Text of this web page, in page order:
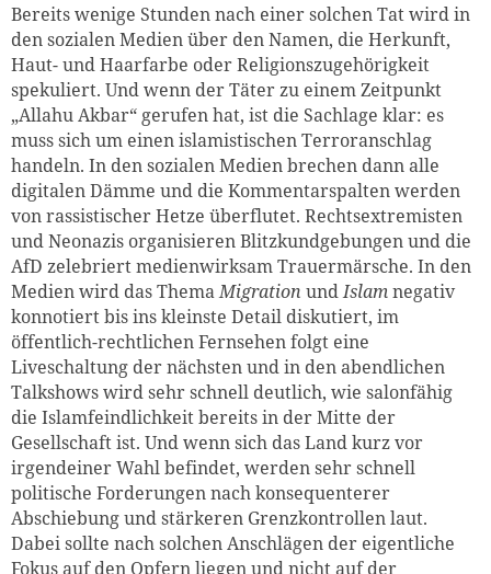
Bereits wenige Stunden nach einer solchen Tat wird in
den sozialen Medien über den Namen, die Herkunft,
Haut- und Haarfarbe oder Religionszugehörigkeit
spekuliert. Und wenn der Täter zu einem Zeitpunkt
„Allahu Akbar“ gerufen hat, ist die Sachlage klar: es
muss sich um einen islamistischen Terroranschlag
handeln. In den sozialen Medien brechen dann alle
digitalen Dämme und die Kommentarspalten werden
von rassistischer Hetze überflutet. Rechtsextremisten
und Neonazis organisieren Blitzkundgebungen und die
AfD zelebriert medienwirksam Trauermärsche. In den
Medien wird das ThemaMigration undIslamnegativ
konnotiert bis ins kleinste Detail diskutiert, im
öffentlich-rechtlichen Fernsehen folgt eine
Liveschaltung der nächsten und in den abendlichen
Talkshows wird sehr schnell deutlich, wie salonfähig
die Islamfeindlichkeit bereits in der Mitte der
Gesellschaft ist. Und wenn sich das Land kurz vor
irgendeiner Wahl befindet, werden sehr schnell
politische Forderungen nach konsequenterer
Abschiebung und stärkeren Grenzkontrollen laut.
Dabei sollte nach solchen Anschlägen der eigentliche
Fokus auf den Opfern liegen und nicht auf der